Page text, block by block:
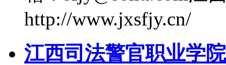
http://www.jxsfjy.cn/
江西司法警官职业学